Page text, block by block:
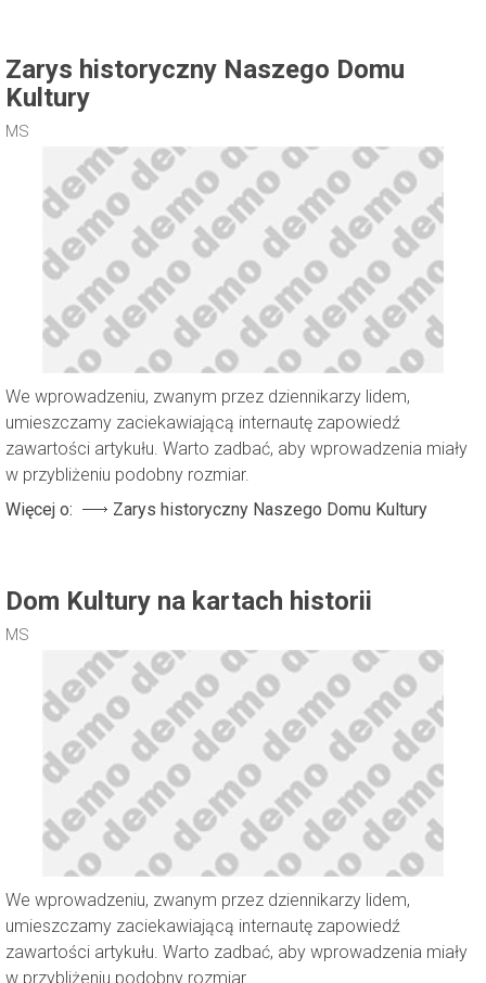
Zarys historyczny Naszego Domu
Kultury
MS
We wprowadzeniu, zwanym przez dziennikarzy lidem,
umieszczamy zaciekawiającą internautę zapowiedź
zawartości artykułu. Warto zadbać, aby wprowadzenia miały
w przybliżeniu podobny rozmiar.
Więcej o:
Zarys historyczny Naszego Domu Kultury
Dom Kultury na kartach historii
MS
We wprowadzeniu, zwanym przez dziennikarzy lidem,
umieszczamy zaciekawiającą internautę zapowiedź
zawartości artykułu. Warto zadbać, aby wprowadzenia miały
w przybliżeniu podobny rozmiar.